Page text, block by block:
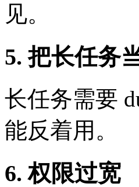
见。
5. 把长任务
长任务需要
能反着用。
6. 权限过宽